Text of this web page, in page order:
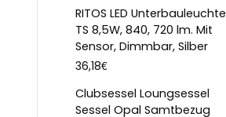
RITOS LED Unterbauleuchte
TS 8,5W, 840, 720 lm. Mit
Sensor, Dimmbar, Silber
36,18€
Clubsessel Loungsessel
Sessel Opal Samtbezug